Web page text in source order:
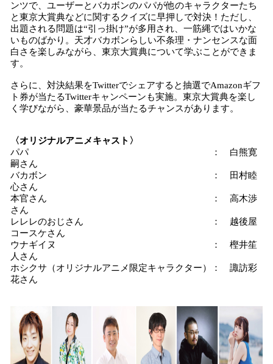
ンツで、ユーザーとバカボンのパパが他のキャラクターたち
と東京大賞典などに関するクイズに早押しで対決！ただし、
出題される問題は“引っ掛け”が多用され、一筋縄ではいかな
いものばかり。天才バカボンらしい不条理・ナンセンスな面
白さを楽しみながら、東京大賞典について学ぶことができま
す。
さらに、対決結果をTwitterでシェアすると抽選でAmazonギフ
ト券が当たるTwitterキャンペーンも実施。東京大賞典を楽し
く学びながら、豪華景品が当たるチャンスがあります。
〈オリジナルアニメキャスト〉
パパ ： 白熊寛
嗣さん
バカボン ： 田村睦
心さん
本官さん ： 高木渉
さん
レレレのおじさん ： 越後屋
コースケさん
ウナギイヌ ： 樫井笙
人さん
ホシクサ（オリジナルアニメ限定キャラクター）： 諏訪彩
花さん